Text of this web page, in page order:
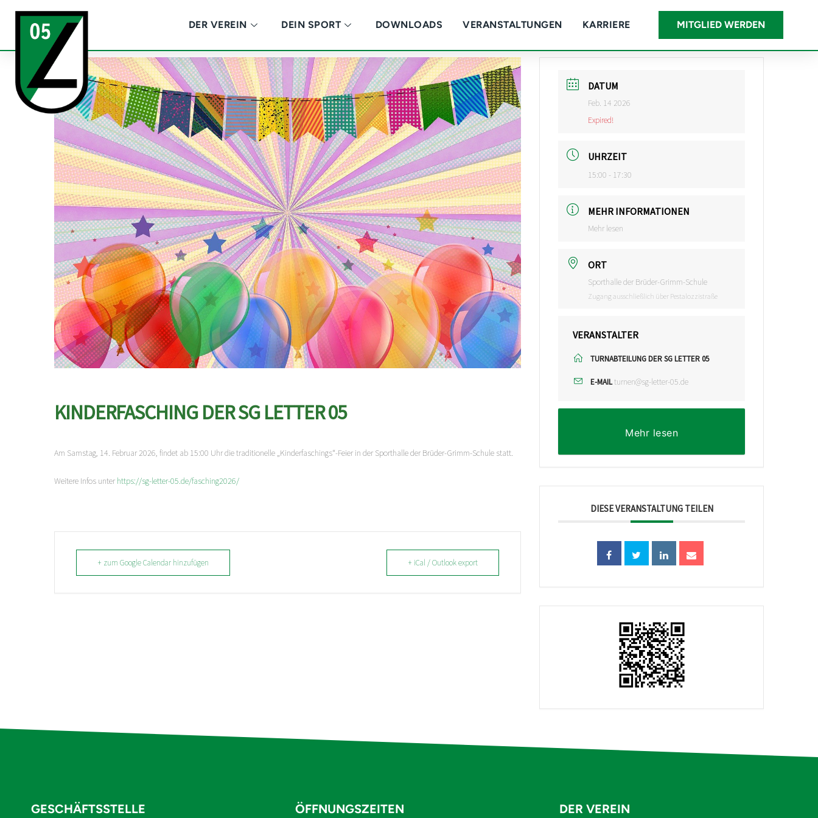
DER VEREIN DEIN SPORT DOWNLOADS VERANSTALTUNGEN KARRIERE MITGLIED WERDEN
KINDERFASCHING DER SG LETTER 05
Am Samstag, 14. Februar 2026, findet ab 15:00 Uhr die traditionelle „Kinderfaschings“-Feier in der Sporthalle der Brüder-Grimm-Schule statt.
Weitere Infos unter https://sg-letter-05.de/fasching2026/
+ zum Google Calendar hinzufügen + iCal / Outlook export
DATUM
Feb. 14 2026
Expired!
UHRZEIT
15:00 - 17:30
MEHR INFORMATIONEN
Mehr lesen
ORT
Sporthalle der Brüder-Grimm-Schule
Zugang ausschließlich über Pestalozzistraße
VERANSTALTER
TURNABTEILUNG DER SG LETTER 05
E-MAILturnen@sg-letter-05.de
Mehr lesen
DIESE VERANSTALTUNG TEILEN
GESCHÄFTSSTELLE ÖFFNUNGSZEITEN DER VEREIN